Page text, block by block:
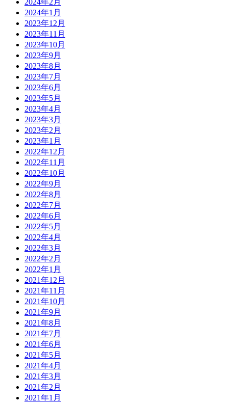
2024年2月
2024年1月
2023年12月
2023年11月
2023年10月
2023年9月
2023年8月
2023年7月
2023年6月
2023年5月
2023年4月
2023年3月
2023年2月
2023年1月
2022年12月
2022年11月
2022年10月
2022年9月
2022年8月
2022年7月
2022年6月
2022年5月
2022年4月
2022年3月
2022年2月
2022年1月
2021年12月
2021年11月
2021年10月
2021年9月
2021年8月
2021年7月
2021年6月
2021年5月
2021年4月
2021年3月
2021年2月
2021年1月